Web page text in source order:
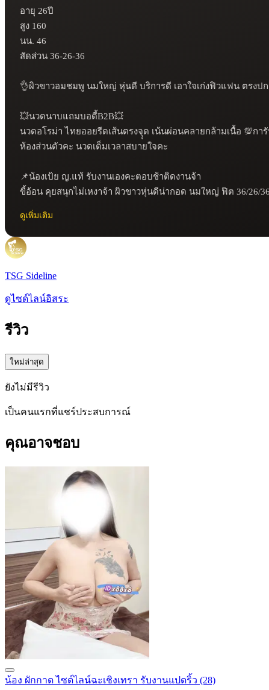
อายุ 26ปี
สูง 160
นน. 46
สัดส่วน 36-26-36
👌ผิวขาวอมชมพู นมใหญ่ หุ่นดี บริการดี เอาใจเก่งฟิวแฟน ตรงป
💥นวดนาบแถมบอดี้B2B💥
นวดอโรม่า ไทยออยรีดเส้นตรงจุุด เน้นผ่อนคลายกล้ามเนื้อ 💯กา
ห้องส่วนตัวคะ นวดเต็มเวลาสบายใจคะ
📌น้องเป้ย ญ.แท้ รับงานเองคะตอบช้าติดงานจ้า
ขี้อ้อน คุยสนุกไม่เหงาจ้า ผิวขาวหุ่นดีน่ากอด นมใหญ่ ฟิต 36/26/
ดูเพิ่มเติม
TSG Sideline
ดูไซด์ไลน์อิสระ
รีวิว
ใหม่ล่าสุด
ยังไม่มีรีวิว
เป็นคนแรกที่แชร์ประสบการณ์
คุณอาจชอบ
น้อง ผักกาด ไซด์ไลน์ฉะเชิงเทรา รับงานแปดริ้ว (28)